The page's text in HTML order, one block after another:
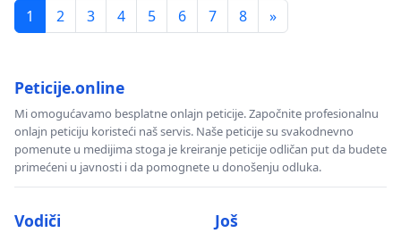
1
2 3 4 5 6 7 8 »
Peticije.online
Mi omogućavamo besplatne onlajn peticije. Započnite profesionalnu
onlajn peticiju koristeći naš servis. Naše peticije su svakodnevno
pomenute u medijima stoga je kreiranje peticije odličan put da budete
primećeni u javnosti i da pomognete u donošenju odluka.
Vodiči Još